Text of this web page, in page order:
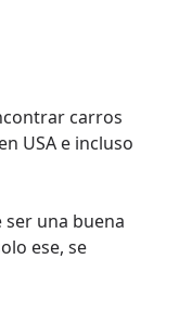
carros
USA e incluso
ser una buena
ese, se